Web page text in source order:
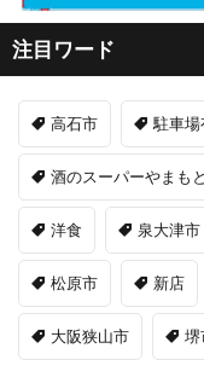
注目ワード
高石市 駐車場
酒のスーパーやまも
洋食 泉大津市
松原市 新店
大阪狭山市 堺